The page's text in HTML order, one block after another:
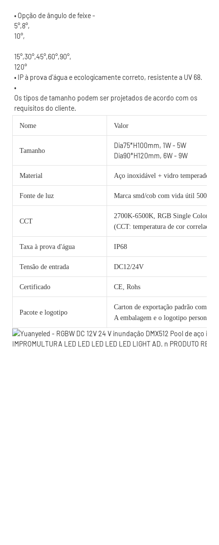
120°
Os tipos de tamanho podem ser projetados de acordo com os
Nome Valor
Tamanho
Dia75*H100mm, 1W - 5W
Dia90*H120mm, 6W - 9W
Material Aço inoxidável + vidro temperado
Fonte de luz Marca smd/cob com vida útil 50000
CCT
2700K-6500K, RGB Single Color
(CCT: temperatura de cor
Taxa à prova d'água IP68
Tensão de entrada DC12/24V
Certificado CE, Rohs
Pacote e logotipo
Carton de exportação padrão com
A embalagem e o logotipo